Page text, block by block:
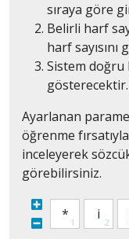
sıraya göre
Belirli harf
harf sayısını
Sistem doğru
gösterecektir.
Ayarlanan
öğrenme
inceleyerek
görebilirsiniz.